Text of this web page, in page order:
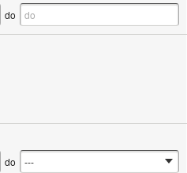
do
do